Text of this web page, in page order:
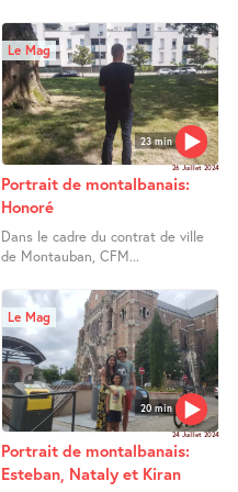
23 min
Le Mag
26 Juillet 2024
Portrait de montalbanais:
Honoré
Dans le cadre du contrat de ville
de Montauban, CFM...
20 min
Le Mag
24 Juillet 2024
Portrait de montalbanais:
Esteban, Nataly et Kiran